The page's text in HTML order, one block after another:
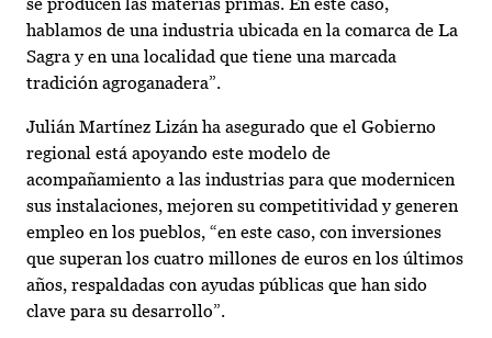
hablamos de una industria ubicada en la comarca de La
Sagra y en una localidad que tiene una marcada
tradición agroganadera”.
Julián Martínez Lizán ha asegurado que el Gobierno
regional está apoyando este modelo de
acompañamiento a las industrias para que modernicen
sus instalaciones, mejoren su competitividad y generen
empleo en los pueblos, “en este caso, con inversiones
que superan los cuatro millones de euros en los últimos
años, respaldadas con ayudas públicas que han sido
clave para su desarrollo”.